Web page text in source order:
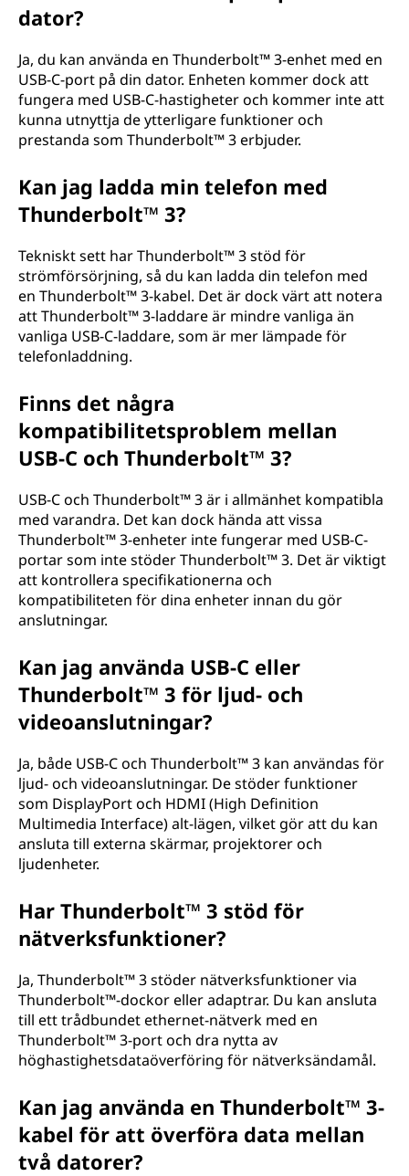
dator?
Ja, du kan använda en Thunderbolt™ 3-enhet med en
USB-C-port på din dator. Enheten kommer dock att
fungera med USB-C-hastigheter och kommer inte att
kunna utnyttja de ytterligare funktioner och
prestanda som Thunderbolt™ 3 erbjuder.
Kan jag ladda min telefon med
Thunderbolt™ 3?
Tekniskt sett har Thunderbolt™ 3 stöd för
strömförsörjning, så du kan ladda din telefon med
en Thunderbolt™ 3-kabel. Det är dock värt att notera
att Thunderbolt™ 3-laddare är mindre vanliga än
vanliga USB-C-laddare, som är mer lämpade för
telefonladdning.
Finns det några
kompatibilitetsproblem mellan
USB-C och Thunderbolt™ 3?
USB-C och Thunderbolt™ 3 är i allmänhet kompatibla
med varandra. Det kan dock hända att vissa
Thunderbolt™ 3-enheter inte fungerar med USB-C-
portar som inte stöder Thunderbolt™ 3. Det är viktigt
att kontrollera specifikationerna och
kompatibiliteten för dina enheter innan du gör
anslutningar.
Kan jag använda USB-C eller
Thunderbolt™ 3 för ljud- och
videoanslutningar?
Ja, både USB-C och Thunderbolt™ 3 kan användas för
ljud- och videoanslutningar. De stöder funktioner
som DisplayPort och HDMI (High Definition
Multimedia Interface) alt-lägen, vilket gör att du kan
ansluta till externa skärmar, projektorer och
ljudenheter.
Har Thunderbolt™ 3 stöd för
nätverksfunktioner?
Ja, Thunderbolt™ 3 stöder nätverksfunktioner via
Thunderbolt™-dockor eller adaptrar. Du kan ansluta
till ett trådbundet ethernet-nätverk med en
Thunderbolt™ 3-port och dra nytta av
höghastighetsdataöverföring för nätverksändamål.
Kan jag använda en Thunderbolt™ 3-
kabel för att överföra data mellan
två datorer?